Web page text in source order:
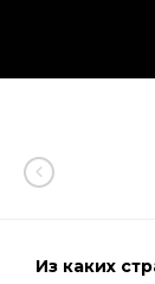
Из каких